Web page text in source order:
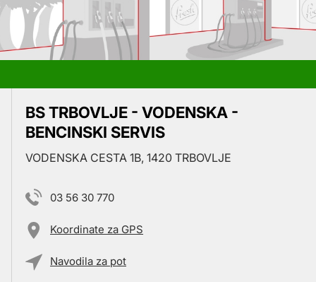
BS TRBOVLJE - VODENSKA -
BENCINSKI SERVIS
VODENSKA CESTA 1B, 1420 TRBOVLJE
03 56 30 770
Koordinate za GPS
Navodila za pot